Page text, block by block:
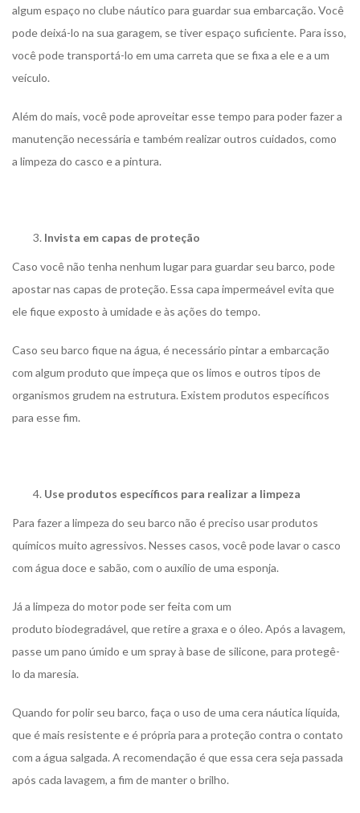
algum espaço no clube náutico para guardar sua embarcação. Você
pode deixá-lo na sua garagem, se tiver espaço suficiente. Para isso,
você pode transportá-lo em uma carreta que se fixa a ele e a um
veículo.
Além do mais, você pode aproveitar esse tempo para poder fazer a
manutenção necessária e também realizar outros cuidados, como
a limpeza do casco e a pintura.
Invista em capas de proteção
Caso você não tenha nenhum lugar para guardar seu barco, pode
apostar nas capas de proteção. Essa capa impermeável evita que
ele fique exposto à umidade e às ações do tempo.
Caso seu barco fique na água, é necessário pintar a embarcação
com algum produto que impeça que os limos e outros tipos de
organismos grudem na estrutura. Existem produtos específicos
para esse fim.
Use produtos específicos para realizar a limpeza
Para fazer a limpeza do seu barco não é preciso usar produtos
químicos muito agressivos. Nesses casos, você pode lavar o casco
com água doce e sabão, com o auxílio de uma esponja.
Já a limpeza do motor pode ser feita com um
produto biodegradável, que retire a graxa e o óleo. Após a lavagem,
passe um pano úmido e um spray à base de silicone, para protegê-
lo da maresia.
Quando for polir seu barco, faça o uso de uma cera náutica líquida,
que é mais resistente e é própria para a proteção contra o contato
com a água salgada. A recomendação é que essa cera seja passada
após cada lavagem, a fim de manter o brilho.